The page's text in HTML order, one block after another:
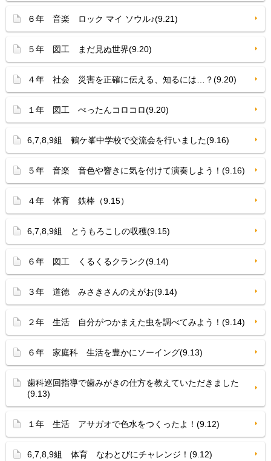
６年 音楽 ロック マイ ソウル♪(9.21)
５年 図工 まだ見ぬ世界(9.20)
４年 社会 災害を正確に伝える、知るには…？(9.20)
１年 図工 ぺったんコロコロ(9.20)
6,7,8,9組 鶴ケ峯中学校で交流会を行いました(9.16)
５年 音楽 音色や響きに気を付けて演奏しよう！(9.16)
４年 体育 鉄棒（9.15）
6,7,8,9組 とうもろこしの収穫(9.15)
６年 図工 くるくるクランク(9.14)
３年 道徳 みさきさんのえがお(9.14)
２年 生活 自分がつかまえた虫を調べてみよう！(9.14)
６年 家庭科 生活を豊かにソーイング(9.13)
歯科巡回指導で歯みがきの仕方を教えていただきました
(9.13)
１年 生活 アサガオで色水をつくったよ！(9.12)
6,7,8,9組 体育 なわとびにチャレンジ！(9.12)